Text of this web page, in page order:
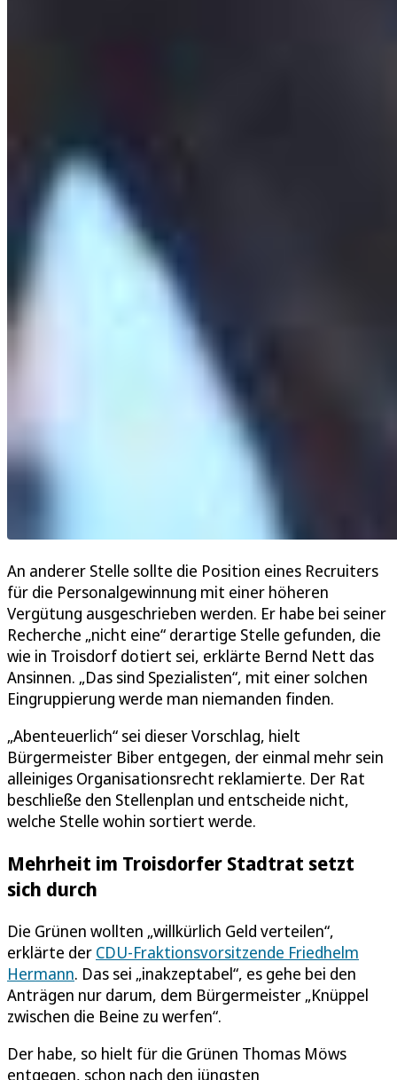
An anderer Stelle sollte die Position eines Recruiters
für die Personalgewinnung mit einer höheren
Vergütung ausgeschrieben werden. Er habe bei seiner
Recherche „nicht eine“ derartige Stelle gefunden, die
wie in Troisdorf dotiert sei, erklärte Bernd Nett das
Ansinnen. „Das sind Spezialisten“, mit einer solchen
Eingruppierung werde man niemanden finden.
„Abenteuerlich“ sei dieser Vorschlag, hielt
Bürgermeister Biber entgegen, der einmal mehr sein
alleiniges Organisationsrecht reklamierte. Der Rat
beschließe den Stellenplan und entscheide nicht,
welche Stelle wohin sortiert werde.
Mehrheit im Troisdorfer Stadtrat setzt
sich durch
Die Grünen wollten „willkürlich Geld verteilen“,
erklärte der CDU-Fraktionsvorsitzende Friedhelm
Hermann. Das sei „inakzeptabel“, es gehe bei den
Anträgen nur darum, dem Bürgermeister „Knüppel
zwischen die Beine zu werfen“.
Der habe, so hielt für die Grünen Thomas Möws
entgegen, schon nach den jüngsten